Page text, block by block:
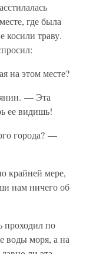
где была
косили траву.
на этом месте?
— Эта
ее видишь!
города? —
крайней мере,
нам ничего об
проходил по
воды моря, а на